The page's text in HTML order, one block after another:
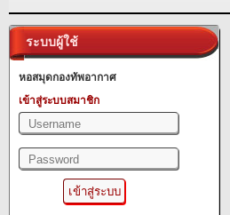
ระบบผู้ใช้
หอสมุดกองทัพอากาศ
เข้าสู่ระบบสมาชิก